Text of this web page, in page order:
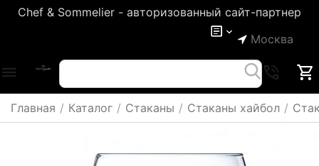
Chef & Sommelier - авторизованный сайт-партнер
Москва
Главная / Каталог / Стаканы / Стаканы хайбол /